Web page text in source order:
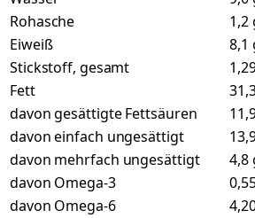
Rohasche
1,2
Eiweiß
8,1
Stickstoff, gesamt
Fett
davon gesättigte Fettsäuren
davon einfach ungesättigt
davon mehrfach ungesättigt
4,8
davon Omega-3
davon Omega-6